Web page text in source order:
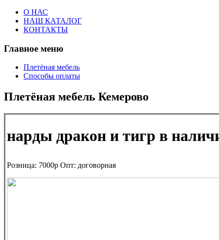
О НАС
НАШ КАТАЛОГ
КОНТАКТЫ
Главное меню
Плетёная мебель
Способы оплаты
Плетёная мебель Кемерово
нарды дракон и тигр в
Розница: 7000р Опт: договорная